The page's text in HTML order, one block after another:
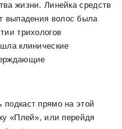
жизни. Линейка средств
выпадения волос была
трихологов
клинические
прямо на этой
«Плей», или перейдя